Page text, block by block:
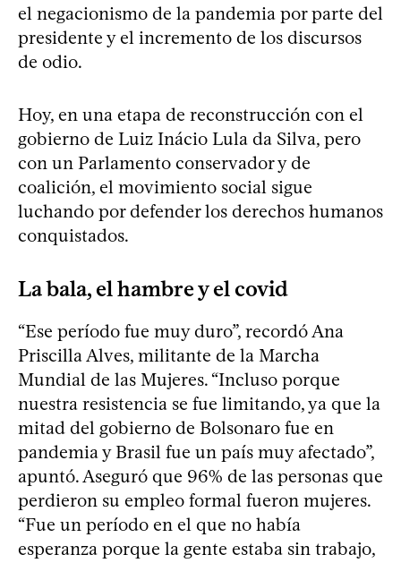
el negacionismo de la pandemia por parte del
presidente y el incremento de los discursos
de odio.
Hoy, en una etapa de reconstrucción con el
gobierno de Luiz Inácio Lula da Silva, pero
con un Parlamento conservador y de
coalición, el movimiento social sigue
luchando por defender los derechos humanos
conquistados.
La bala, el hambre y el covid
“Ese período fue muy duro”, recordó Ana
Priscilla Alves, militante de la Marcha
Mundial de las Mujeres. “Incluso porque
nuestra resistencia se fue limitando, ya que la
mitad del gobierno de Bolsonaro fue en
pandemia y Brasil fue un país muy afectado”,
apuntó. Aseguró que 96% de las personas que
perdieron su empleo formal fueron mujeres.
“Fue un período en el que no había
esperanza porque la gente estaba sin trabajo,